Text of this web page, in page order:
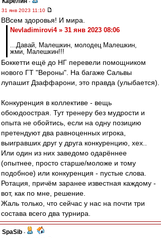
-
31 янв 2023 11:10
ВВсем здоровья! И мира.
Nevladimirovi4 » 31 янв 2023 08:06
...Давай, Малешкин, молодец Малешкин,
жми, Малешкин!!!
Боккетти ещё до НГ перевели помощником
нового ГТ "Вероны". На багаже Сальвы
лупашит Дзаффарони, это правда (улыбается).
Конкуренция в коллективе - вещь
обоюдоострая. Тут тренеру без мудрости и
опыта не обойтись, если на одну позицию
претендуют два равноценных игрока,
выигравших друг у друга конкуренцию, хех..
Или один из них заведомо одарённее
(опытнее, просто старше/моложе и тому
подобное) или конкуренция - пустые слова.
Ротация, причём заранее известная каждому -
вот, как по мне, решение.
Жаль только, что сейчас у нас на почти три
состава всего два турнира.
SpaSib -